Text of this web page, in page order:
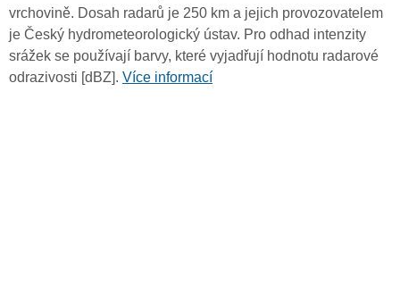
vrchovině. Dosah radarů je 250 km a jejich provozovatelem
je Český hydrometeorologický ústav. Pro odhad intenzity
srážek se používají barvy, které vyjadřují hodnotu radarové
odrazivosti [dBZ]. Více informací